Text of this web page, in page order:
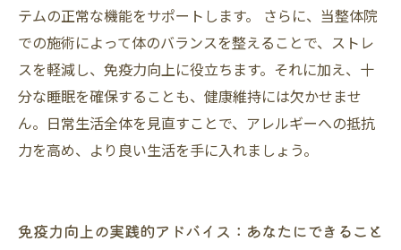
テムの正常な機能をサポートします。 さらに、当整体院
での施術によって体のバランスを整えることで、ストレ
スを軽減し、免疫力向上に役立ちます。それに加え、十
分な睡眠を確保することも、健康維持には欠かせませ
ん。日常生活全体を見直すことで、アレルギーへの抵抗
力を高め、より良い生活を手に入れましょう。
免疫力向上の実践的アドバイス：あなたにできること